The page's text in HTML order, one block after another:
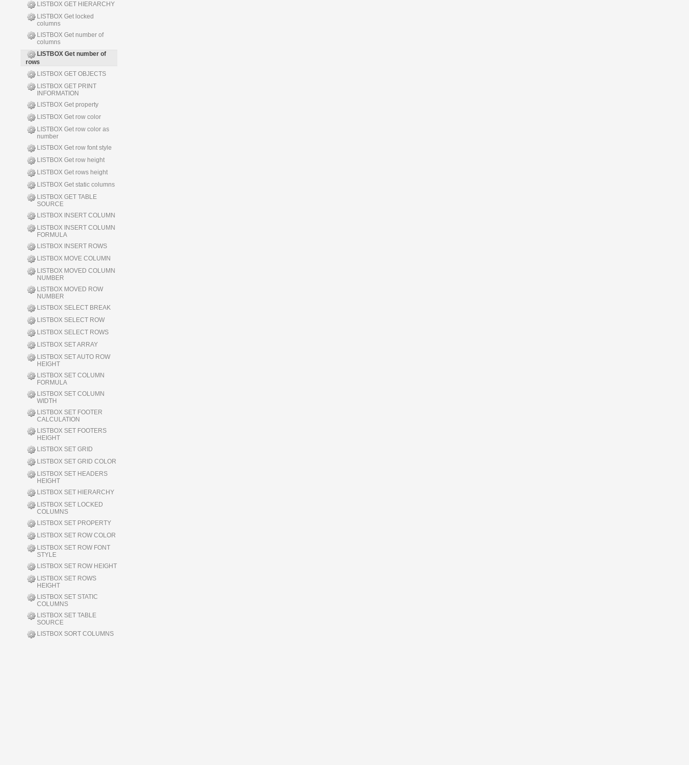
LISTBOX GET HIERARCHY
LISTBOX Get locked
columns
LISTBOX Get number of
columns
LISTBOX Get number of
rows
LISTBOX GET OBJECTS
LISTBOX GET PRINT
INFORMATION
LISTBOX Get property
LISTBOX Get row color
LISTBOX Get row color as
number
LISTBOX Get row font style
LISTBOX Get row height
LISTBOX Get rows height
LISTBOX Get static columns
LISTBOX GET TABLE
SOURCE
LISTBOX INSERT COLUMN
LISTBOX INSERT COLUMN
FORMULA
LISTBOX INSERT ROWS
LISTBOX MOVE COLUMN
LISTBOX MOVED COLUMN
NUMBER
LISTBOX MOVED ROW
NUMBER
LISTBOX SELECT BREAK
LISTBOX SELECT ROW
LISTBOX SELECT ROWS
LISTBOX SET ARRAY
LISTBOX SET AUTO ROW
HEIGHT
LISTBOX SET COLUMN
FORMULA
LISTBOX SET COLUMN
WIDTH
LISTBOX SET FOOTER
CALCULATION
LISTBOX SET FOOTERS
HEIGHT
LISTBOX SET GRID
LISTBOX SET GRID COLOR
LISTBOX SET HEADERS
HEIGHT
LISTBOX SET HIERARCHY
LISTBOX SET LOCKED
COLUMNS
LISTBOX SET PROPERTY
LISTBOX SET ROW COLOR
LISTBOX SET ROW FONT
STYLE
LISTBOX SET ROW HEIGHT
LISTBOX SET ROWS
HEIGHT
LISTBOX SET STATIC
COLUMNS
LISTBOX SET TABLE
SOURCE
LISTBOX SORT COLUMNS